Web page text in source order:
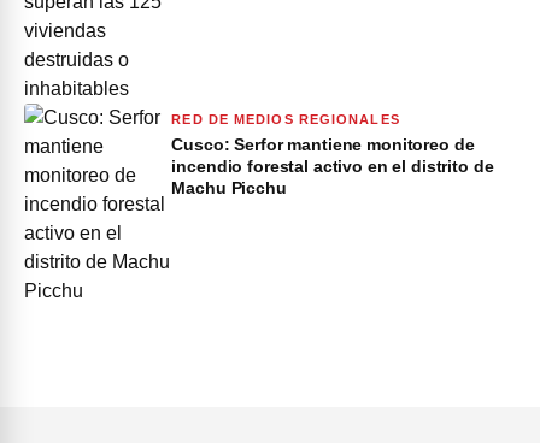
RED DE MEDIOS REGIONALES
Cusco: Serfor mantiene monitoreo de
incendio forestal activo en el distrito de
Machu Picchu